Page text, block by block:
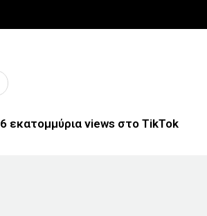
εκατομμύρια views στο TikTok